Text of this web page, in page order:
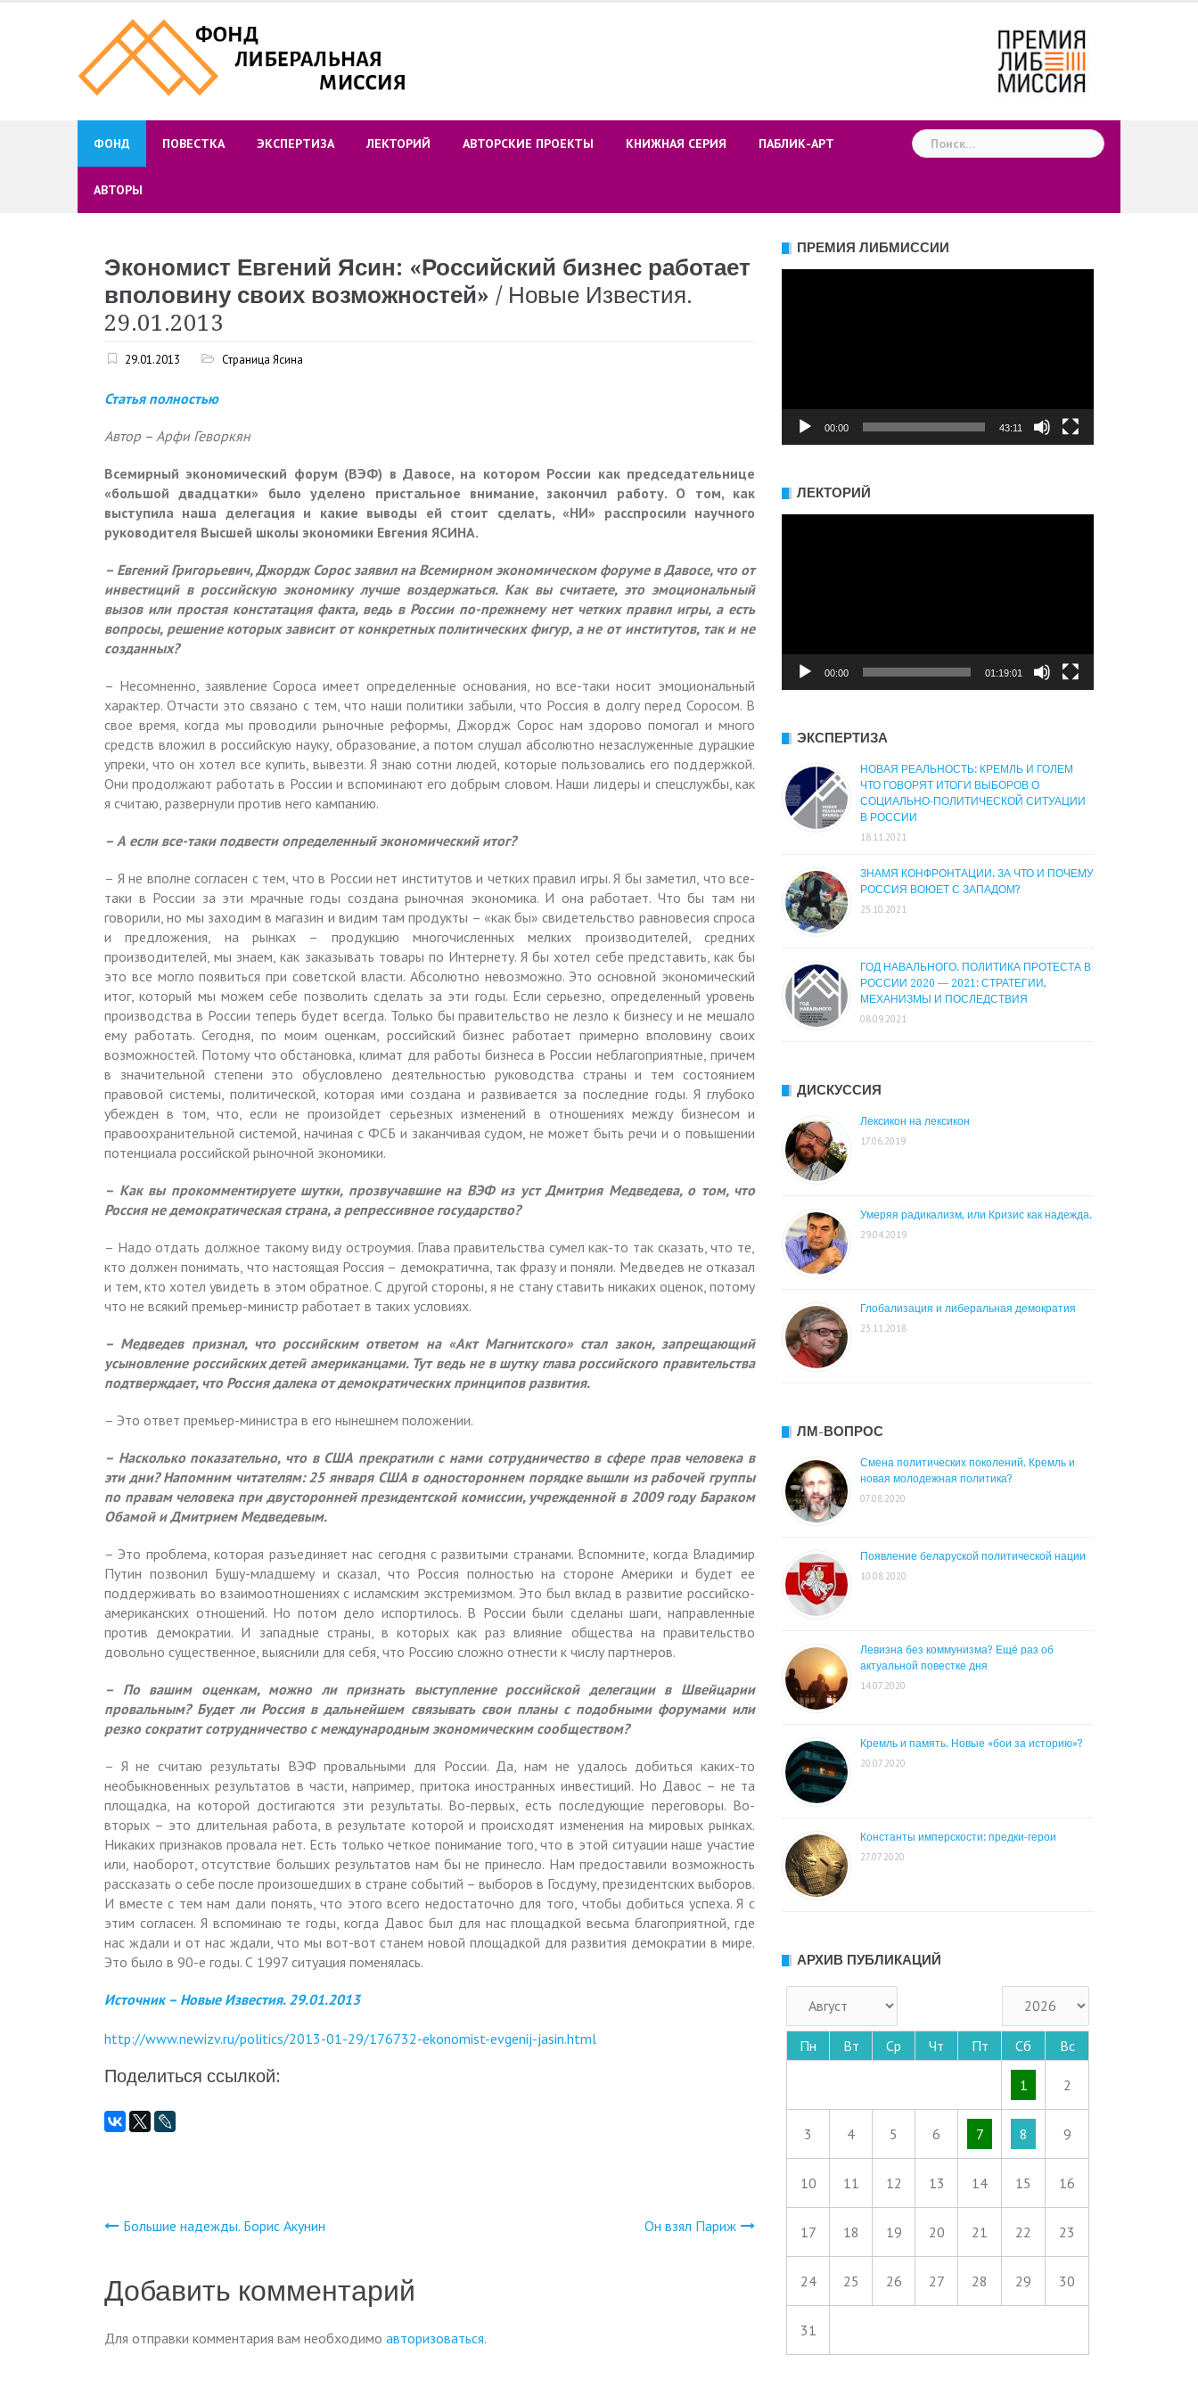
ФОНД ПОВЕСТКА ЭКСПЕРТИЗА ЛЕКТОРИЙ АВТОРСКИЕ ПРОЕКТЫ КНИЖНАЯ СЕРИЯ ПАБЛИК-АРТ
АВТОРЫ
Найти:
Экономист Евгений Ясин: «Российский бизнес работает
вполовину своих возможностей» / Новые Известия.
29.01.2013
29.01.2013 Страница Ясина
Статья полностью
Автор – Арфи Геворкян
Всемирный экономический форум (ВЭФ) в Давосе, на котором России как председательнице
«большой двадцатки» было уделено пристальное внимание, закончил работу. О том, как
выступила наша делегация и какие выводы ей стоит сделать, «НИ» расспросили научного
руководителя Высшей школы экономики Евгения ЯСИНА.
– Евгений Григорьевич, Джордж Сорос заявил на Всемирном экономическом форуме в Давосе, что от
инвестиций в российскую экономику лучше воздержаться. Как вы считаете, это эмоциональный
вызов или простая констатация факта, ведь в России по-прежнему нет четких правил игры, а есть
вопросы, решение которых зависит от конкретных политических фигур, а не от институтов, так и не
созданных?
– Несомненно, заявление Сороса имеет определенные основания, но все-таки носит эмоциональный
характер. Отчасти это связано с тем, что наши политики забыли, что Россия в долгу перед Соросом. В
свое время, когда мы проводили рыночные реформы, Джордж Сорос нам здорово помогал и много
средств вложил в российскую науку, образование, а потом слушал абсолютно незаслуженные дурацкие
упреки, что он хотел все купить, вывезти. Я знаю сотни людей, которые пользовались его поддержкой.
Они продолжают работать в России и вспоминают его добрым словом. Наши лидеры и спецслужбы, как
я считаю, развернули против него кампанию.
– А если все-таки подвести определенный экономический итог?
– Я не вполне согласен с тем, что в России нет институтов и четких правил игры. Я бы заметил, что все-
таки в России за эти мрачные годы создана рыночная экономика. И она работает. Что бы там ни
говорили, но мы заходим в магазин и видим там продукты – «как бы» свидетельство равновесия спроса
и предложения, на рынках – продукцию многочисленных мелких производителей, средних
производителей, мы знаем, как заказывать товары по Интернету. Я бы хотел себе представить, как бы
это все могло появиться при советской власти. Абсолютно невозможно. Это основной экономический
итог, который мы можем себе позволить сделать за эти годы. Если серьезно, определенный уровень
производства в России теперь будет всегда. Только бы правительство не лезло к бизнесу и не мешало
ему работать. Сегодня, по моим оценкам, российский бизнес работает примерно вполовину своих
возможностей. Потому что обстановка, климат для работы бизнеса в России неблагоприятные, причем
в значительной степени это обусловлено деятельностью руководства страны и тем состоянием
правовой системы, политической, которая ими создана и развивается за последние годы. Я глубоко
убежден в том, что, если не произойдет серьезных изменений в отношениях между бизнесом и
правоохранительной системой, начиная с ФСБ и заканчивая судом, не может быть речи и о повышении
потенциала российской рыночной экономики.
– Как вы прокомментируете шутки, прозвучавшие на ВЭФ из уст Дмитрия Медведева, о том, что
Россия не демократическая страна, а репрессивное государство?
– Надо отдать должное такому виду остроумия. Глава правительства сумел как-то так сказать, что те,
кто должен понимать, что настоящая Россия – демократична, так фразу и поняли. Медведев не отказал
и тем, кто хотел увидеть в этом обратное. С другой стороны, я не стану ставить никаких оценок, потому
что не всякий премьер-министр работает в таких условиях.
– Медведев признал, что российским ответом на «Акт Магнитского» стал закон, запрещающий
усыновление российских детей американцами. Тут ведь не в шутку глава российского правительства
подтверждает, что Россия далека от демократических принципов развития.
– Это ответ премьер-министра в его нынешнем положении.
– Насколько показательно, что в США прекратили с нами сотрудничество в сфере прав человека в
эти дни? Напомним читателям: 25 января США в одностороннем порядке вышли из рабочей группы
по правам человека при двусторонней президентской комиссии, учрежденной в 2009 году Бараком
Обамой и Дмитрием Медведевым.
– Это проблема, которая разъединяет нас сегодня с развитыми странами. Вспомните, когда Владимир
Путин позвонил Бушу-младшему и сказал, что Россия полностью на стороне Америки и будет ее
поддерживать во взаимоотношениях с исламским экстремизмом. Это был вклад в развитие российско-
американских отношений. Но потом дело испортилось. В России были сделаны шаги, направленные
против демократии. И западные страны, в которых как раз влияние общества на правительство
довольно существенное, выяснили для себя, что Россию сложно отнести к числу партнеров.
– По вашим оценкам, можно ли признать выступление российской делегации в Швейцарии
провальным? Будет ли Россия в дальнейшем связывать свои планы с подобными форумами или
резко сократит сотрудничество с международным экономическим сообществом?
– Я не считаю результаты ВЭФ провальными для России. Да, нам не удалось добиться каких-то
необыкновенных результатов в части, например, притока иностранных инвестиций. Но Давос – не та
площадка, на которой достигаются эти результаты. Во-первых, есть последующие переговоры. Во-
вторых – это длительная работа, в результате которой и происходят изменения на мировых рынках.
Никаких признаков провала нет. Есть только четкое понимание того, что в этой ситуации наше участие
или, наоборот, отсутствие больших результатов нам бы не принесло. Нам предоставили возможность
рассказать о себе после произошедших в стране событий – выборов в Госдуму, президентских выборов.
И вместе с тем нам дали понять, что этого всего недостаточно для того, чтобы добиться успеха. Я с
этим согласен. Я вспоминаю те годы, когда Давос был для нас площадкой весьма благоприятной, где
нас ждали и от нас ждали, что мы вот-вот станем новой площадкой для развития демократии в мире.
Это было в 90-е годы. С 1997 ситуация поменялась.
Источник – Новые Известия. 29.01.2013
http://www.newizv.ru/politics/2013-01-29/176732-ekonomist-evgenij-jasin.html
Поделиться ссылкой:
Навигация
по
записям
Большие надежды. Борис Акунин Он взял Париж
Добавить комментарий
Для отправки комментария вам необходимо авторизоваться.
ПРЕМИЯ ЛИБМИССИИ
00:00 43:11
ЛЕКТОРИЙ
00:00 01:19:01
ЭКСПЕРТИЗА
НОВАЯ РЕАЛЬНОСТЬ: КРЕМЛЬ И ГОЛЕМ
ЧТО ГОВОРЯТ ИТОГИ ВЫБОРОВ О
СОЦИАЛЬНО-ПОЛИТИЧЕСКОЙ СИТУАЦИИ
В РОССИИ
18.11.2021
ЗНАМЯ КОНФРОНТАЦИИ. ЗА ЧТО И ПОЧЕМУ
РОССИЯ ВОЮЕТ С ЗАПАДОМ?
25.10.2021
ГОД НАВАЛЬНОГО. ПОЛИТИКА ПРОТЕСТА В
РОССИИ 2020 — 2021: СТРАТЕГИИ,
МЕХАНИЗМЫ И ПОСЛЕДСТВИЯ
08.09.2021
ДИСКУССИЯ
Лексикон на лексикон
17.06.2019
Умеряя радикализм, или Кризис как надежда.
29.04.2019
Глобализация и либеральная демократия
23.11.2018
ЛМ-ВОПРОС
Смена политических поколений. Кремль и
новая молодежная политика?
07.08.2020
Появление беларуской политической нации
10.08.2020
Левизна без коммунизма? Ещё раз об
актуальной повестке дня
14.07.2020
Кремль и память. Новые «бои за историю»?
20.07.2020
Константы имперскости: предки-герои
27.07.2020
АРХИВ ПУБЛИКАЦИЙ
Пн Вт Ср Чт Пт Сб Вс
1 2
3 4 5 6 7 8 9
10 11 12 13 14 15 16
17 18 19 20 21 22 23
24 25 26 27 28 29 30
31